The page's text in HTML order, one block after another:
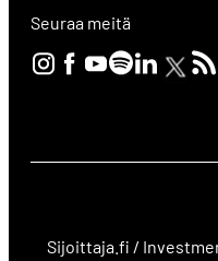
Seuraa meitä
Sijoittaja.fi /